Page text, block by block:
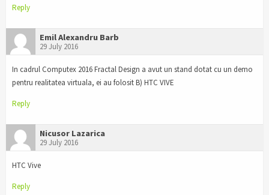
Reply
Emil Alexandru Barb
29 July 2016
In cadrul Computex 2016 Fractal Design a avut un stand dotat cu un demo
pentru realitatea virtuala, ei au folosit B) HTC VIVE
Reply
Nicusor Lazarica
29 July 2016
HTC Vive
Reply